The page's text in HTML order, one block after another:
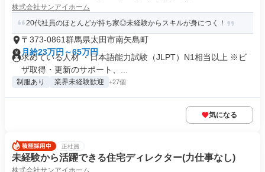
株式会社サンアイホーム
20代社員のほとんどが持ち家◎未経験からスキルが身につく！
〒373-0861群馬県太田市南矢島町
月給23万円～65万円
求めている人材 ・日本語能力試験（JLPT）N1相当以上 ※ビ
ザ取得・更新のサポート、...
制服あり 業界未経験歓迎 +27個
気になる
正社員
未経験から活躍できる住宅ディレクター(力仕事なし)
株式会社サンアイホーム